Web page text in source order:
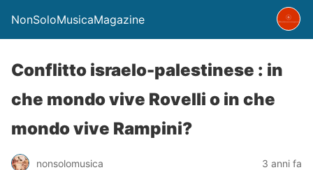
NonSoloMusicaMagazine
Conflitto israelo-palestinese : in
che mondo vive Rovelli o in che
mondo vive Rampini?
nonsolomusica 3 anni fa